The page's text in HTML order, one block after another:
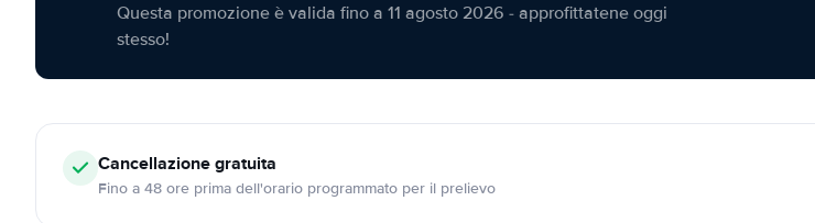
Questa promozione è valida fino a 11 agosto 2026 - approfittatene oggi
stesso!
Cancellazionegratuita
Fino a 48 ore prima dell'orario programmato per il prelievo